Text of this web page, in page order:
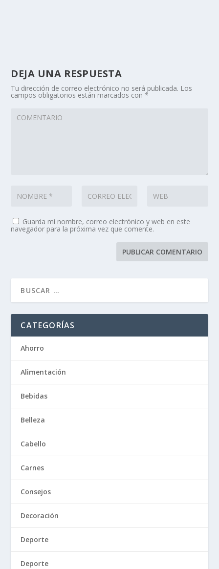
DEJA UNA RESPUESTA
Tu dirección de correo electrónico no será publicada. Los
campos obligatorios están marcados con*
Guarda mi nombre, correo electrónico y web en este
navegador para la próxima vez que comente.
CATEGORÍAS
Ahorro
Alimentación
Bebidas
Belleza
Cabello
Carnes
Consejos
Decoración
Deporte
Deporte